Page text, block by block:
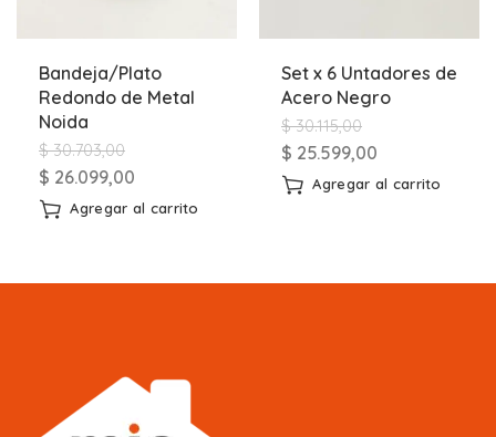
Bandeja/Plato
Redondo de Metal
Noida
$30.703,00
$ 26.099,00
Agregar al carrito
Set x 6 Untadores de
Acero Negro
$30.115,00
$ 25.599,00
Agregar al carrito